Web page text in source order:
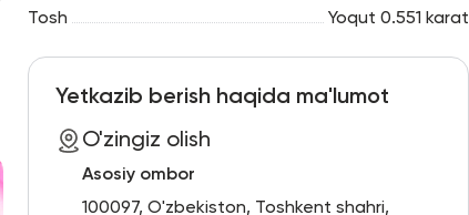
Tosh Yoqut 0.551 karat
Yetkazib berish haqida ma'lumot
O'zingiz olish
Asosiy ombor
100097, O'zbekiston, Toshkent shahri,